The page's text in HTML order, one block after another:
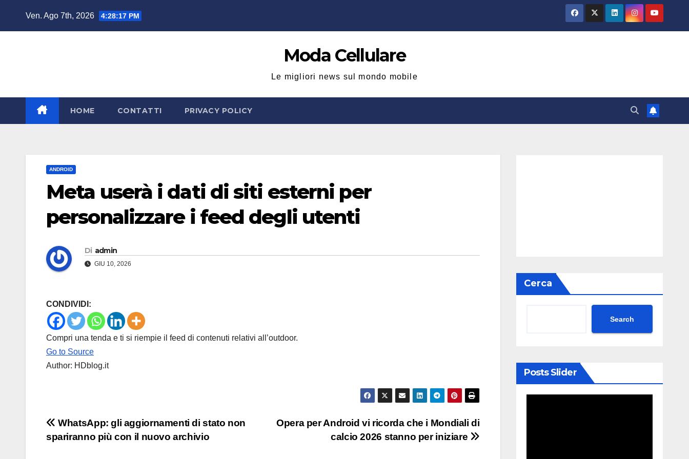
Ven. Ago 7th, 2026 4:28:18 PM
Moda Cellulare
Le migliori news sul mondo mobile
HOME CONTATTI PRIVACY POLICY
ANDROID
Meta userà i dati di siti esterni per
personalizzare i feed degli utenti
Di admin
GIU 10, 2026
CONDIVIDI:
Compri una tenda e ti si riempie il feed di contenuti relativi all’outdoor.
Go to Source
Author: HDblog.it
Navigazione
articoli
Opera per Android vi ricorda che i Mondiali di
calcio 2026 stanno per iniziare
WhatsApp: gli aggiornamenti di stato non
spariranno più con il nuovo archivio
Cerca
Search
Posts Slider